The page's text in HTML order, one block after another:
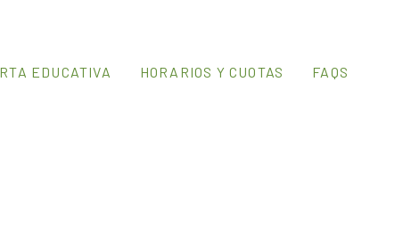
EDUCATIVA HORARIOS Y CUOTAS FAQS